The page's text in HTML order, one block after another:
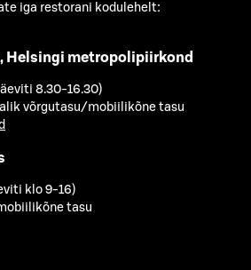
iga restorani kodulehelt:
Helsingi metropolipiirkond
8.30-16.30)
võrgutasu/mobiilikõne tasu
klo 9-16)
tasu